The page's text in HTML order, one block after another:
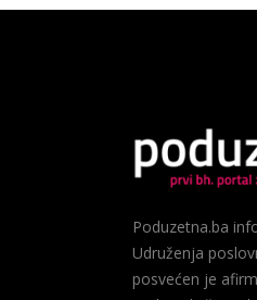
Poduzetna.ba
Udruženja
posvećen je